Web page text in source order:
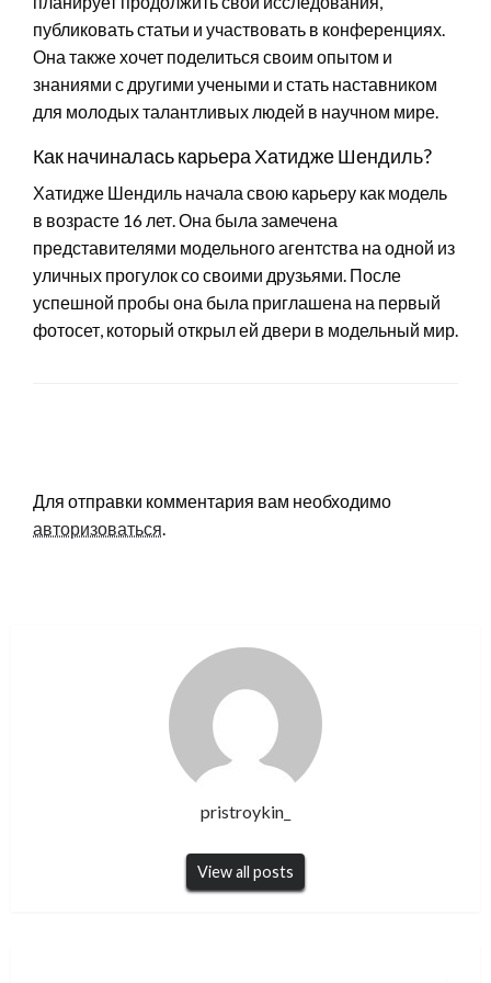
публиковать статьи и участвовать в конференциях.
Она также хочет поделиться своим опытом и
знаниями с другими учеными и стать наставником
для молодых талантливых людей в научном мире.
Как начиналась карьера Хатидже Шендиль?
Хатидже Шендиль начала свою карьеру как модель
в возрасте 16 лет. Она была замечена
представителями модельного агентства на одной из
уличных прогулок со своими друзьями. После
успешной пробы она была приглашена на первый
фотосет, который открыл ей двери в модельный мир.
Для отправки комментария вам необходимо
авторизоваться.
pristroykin_
View all posts